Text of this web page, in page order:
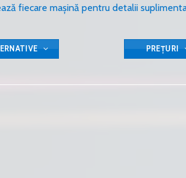
fiecare mașină pentru detalii
PREȚURI